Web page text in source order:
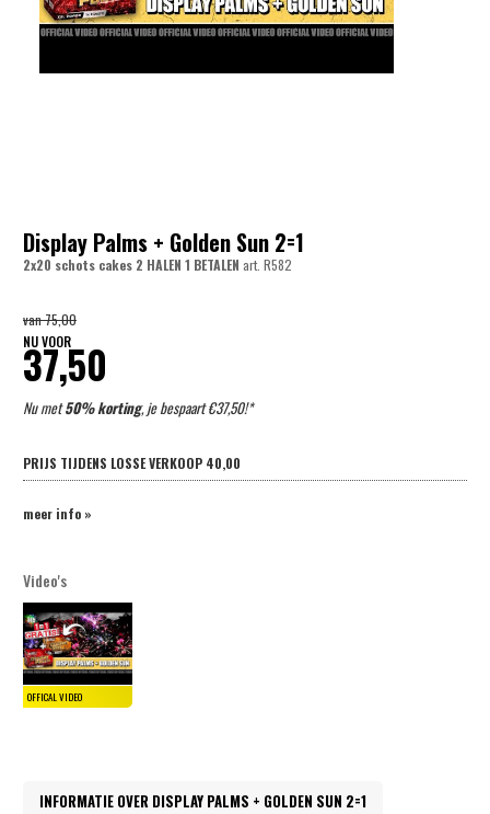
Display Palms + Golden Sun 2=1
2x20 schots cakes 2 HALEN 1 BETALEN art. R582
van75,00
NU VOOR
37,50
Nu met50% korting, je bespaart €37,50!*
PRIJS TIJDENS LOSSE VERKOOP 40,00
meer info »
Video's
INFORMATIE OVER DISPLAY PALMS + GOLDEN SUN 2=1